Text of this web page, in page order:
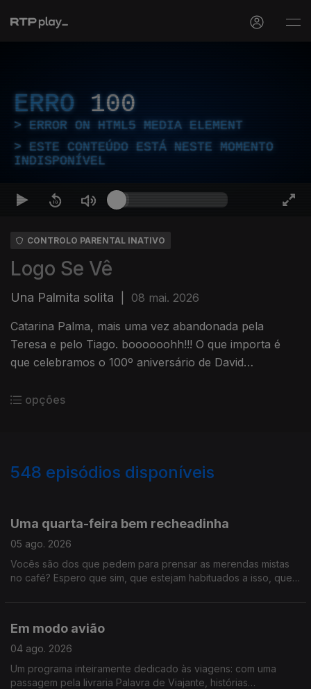
ERRO 100
ERROR ON HTML5 MEDIA ELEMENT
ESTE CONTEÚDO ESTÁ NESTE MOMENTO
INDISPONÍVEL
CONTROLO PARENTAL INATIVO
Logo Se Vê
Una Palmita solita 08 mai. 2026
Catarina Palma, mais uma vez abandonada pela
Teresa e pelo Tiago. boooooohh!!! O que importa é
que celebramos o 100º aniversário de David
Termómetro e é Sexta da Música Nova!!!
opções
548 episódios disponíveis
Uma quarta-feira bem recheadinha
05 ago. 2026
Vocês são dos que pedem para prensar as merendas mistas
no café? Espero que sim, que estejam habituados a isso, que
em Bicicleta e ainda demos um saltinho à primeira noite do
Vagos Metal Fest. Só mesmo neste estabelecimento - Logo Se
Em modo avião
04 ago. 2026
Um programa inteiramente dedicado às viagens: com uma
passagem pela livraria Palavra de Viajante, histórias